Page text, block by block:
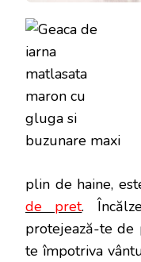
plin de haine,
de pret.
protejează-te de
te împotriva